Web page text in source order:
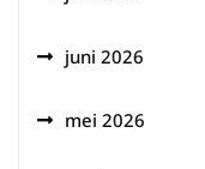
juni 2026
mei 2026